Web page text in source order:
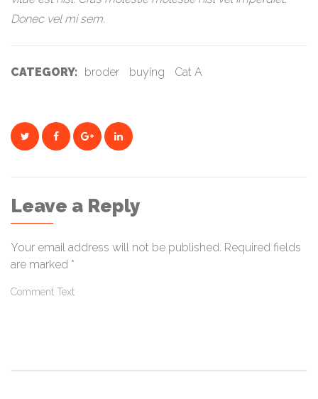
Donec vel mi sem.
CATEGORY: broder buying Cat A
Leave a Reply
Your email address will not be published. Required fields
are marked *